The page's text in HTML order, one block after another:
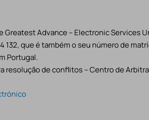
Greatest Advance – Electronic Services
132, que é também o seu número de
Portugal.
resolução de conflitos – Centro de